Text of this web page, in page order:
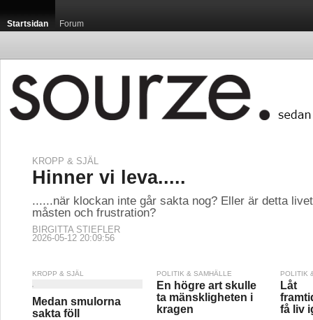
Startsidan Forum
KROPP & SJÄL
Hinner vi leva.....
......när klockan inte går sakta nog? Eller är detta
måsten och frustration?
BIRGITTA STIEFLER
2026-05-12 20:09:56
KROPP & SJÄL
Medan smulorna
sakta föll
POLITIK & SAMHÄLLE
En högre art skulle
ta mänskligheten i
kragen
POLITIK
Låt
få liv